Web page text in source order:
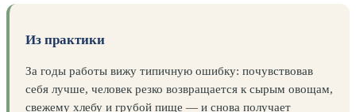
Из практики
За годы работы вижу типичную ошибку: почувствовав
себя лучше, человек резко возвращается к сырым овощам,
свежему хлебу и грубой пище — и снова получает